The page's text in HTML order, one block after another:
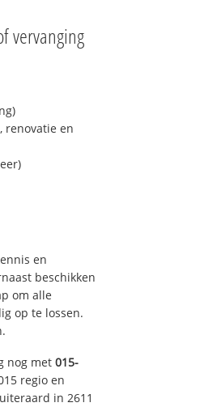
vervanging
renovatie en
en
beschikken
om alle
op te lossen.
nog met 015-
regio en
in 2611